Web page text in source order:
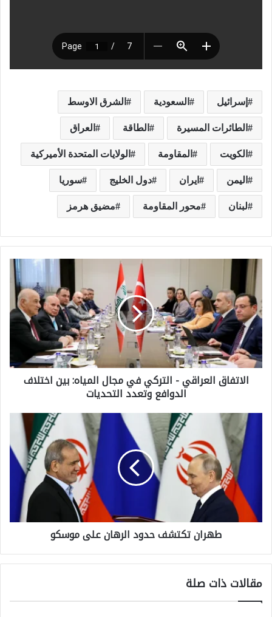
إسرائيل السعودية الشرق الاوسط
الطائرات المسيرة الطاقة العراق
الكويت المقاومة الولايات المتحدة الأميركية
اليمن ايران دول الخليج سوريا
لبنان محور المقاومة مضيق هرمز
ا
ف
ا
ل
-
الاتفاق العراقي - التركي في مجال المياه: بين اختلاف
الدوافع وتعدد التحديات
ف
ح
طهران تكتشف حدود الرهان على موسكو
مقالات ذات صلة